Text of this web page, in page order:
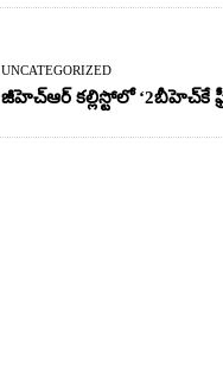
UNCATEGORIZED
జీహెచ్ఆర్‌ కల్లిస్టోలో ‘2బీహెచ్‌కే